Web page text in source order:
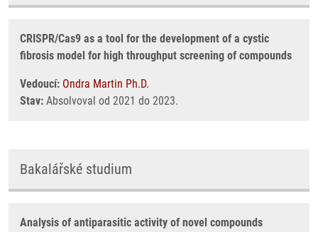
CRISPR/Cas9 as a tool for the development of a cystic
fibrosis model for high throughput screening of compounds
Vedoucí: Ondra Martin Ph.D.
Stav: Absolvoval od 2021 do 2023.
Bakalářské studium
Analysis of antiparasitic activity of novel compounds